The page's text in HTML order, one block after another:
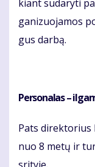
kiant su­da­ry­ti
ga­ni­zuo­ja­mos
gus dar­bą.
Per­so­na­las –
Pats di­rek­to­rius
nuo 8 me­tų ir